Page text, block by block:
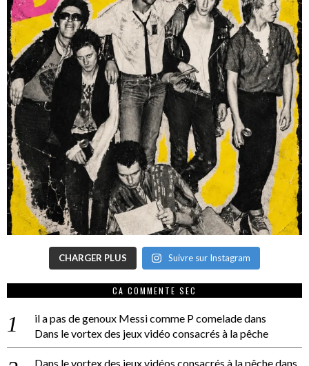
CHARGER PLUS Suivre sur Instagram
CA COMMENTE SEC
il a pas de genoux Messi comme P comeladedans
Dans le vortex des jeux vidéo consacrés à la pêche
Dans le vortex des jeux vidéos consacrés à la pêchedans